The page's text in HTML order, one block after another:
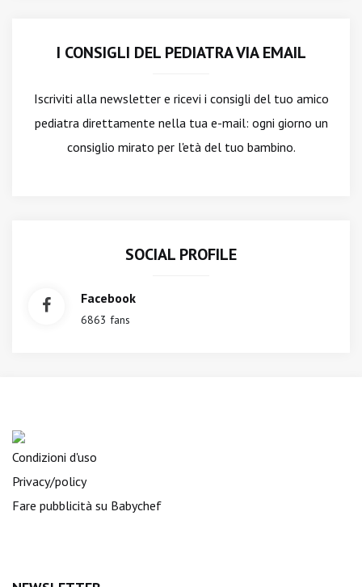
I CONSIGLI DEL PEDIATRA VIA EMAIL
Iscriviti alla newslettere ricevi i consigli del tuo amico
pediatra direttamente nella tua e-mail: ogni giorno un
consiglio mirato per l'età del tuo bambino.
SOCIAL PROFILE
Facebook
6863 fans
Condizioni d'uso
Privacy/policy
Fare pubblicità su Babychef